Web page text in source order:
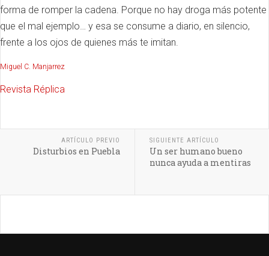
forma de romper la cadena. Porque no hay droga más potente
que el mal ejemplo… y esa se consume a diario, en silencio,
frente a los ojos de quienes más te imitan.
Miguel C. Manjarrez
Revista Réplica
ARTÍCULO PREVIO
Disturbios en Puebla
SIGUIENTE ARTÍCULO
Un ser humano bueno
nunca ayuda a mentiras